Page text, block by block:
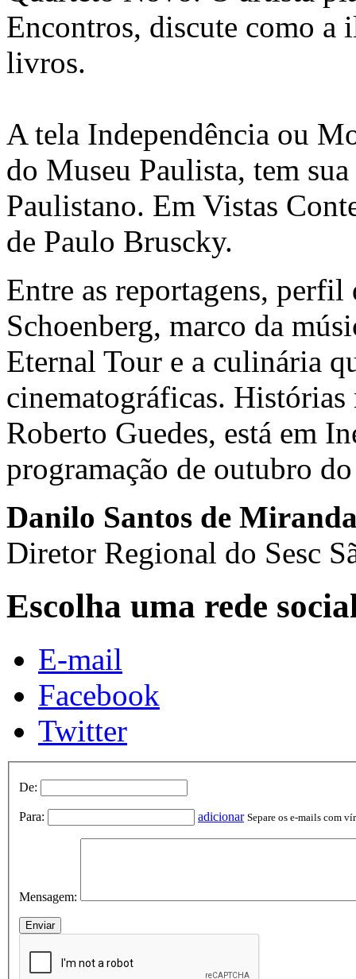
Encontros, discute como a
livros.
A tela Independência ou
do Museu Paulista, tem
Paulistano. Em Vistas
de Paulo Bruscky.
Entre as reportagens,
Schoenberg, marco da
Eternal Tour e a culinária
cinematográficas.
Roberto Guedes, está em
programação de outubro
Danilo Santos de
Diretor Regional do Sesc
Escolha uma rede
E-mail
Facebook
Twitter
De:
Para: adicionar Separe os e-mails com
Mensagem: